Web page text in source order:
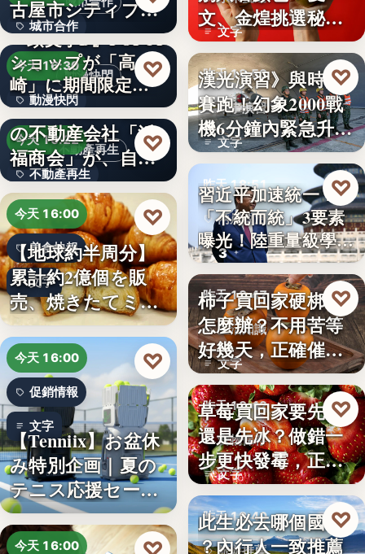
城市合作
文字
古屋市シティプロ
モーシ…
動漫快閃
今天 16:30
動漫快閃
366
『頭文字D』POPUP
ショップが「高
崎」に期間限定で
登場…
♡
不動產再生
今天 16:22
不動產再生
文字
1970年創業の長崎
の不動産会社「浜
福商会」が、自ら
再生…
♡
今天 16:00
美食快報
文字
【地球約半周分】
累計約2億個を販
売、焼きたてミニ
クロワッ…
♡
今天 16:00
促銷情報
文字
【Tenniix】お盆休
み特別企画｜夏の
テニス応援セー
ル…
♡
今天 16:00
文字
文、金煌挑選秘訣
曝光，買回…
昨天 18:53
軍事演習
文字
漢光演習》與時間
賽跑！幻象2000戰
機6分鐘內緊急升
空…
♡
昨天 18:51
兩岸政治
3
習近平加速統一？
「不統而統」3要素
曝光！陸重量級學者
朱衛…
♡
昨天 18:47
生活知識
文字
柿子買回家硬梆梆
怎麼辦？不用苦等
好幾天，正確催熟
方法一次…
♡
昨天 18:42
食物保存
文字
草莓買回家要先洗
還是先冰？做錯一
步更快發霉，正確
保存方式…
♡
昨天 18:40
旅遊推薦
此生必去哪個國家
？內行人一致推薦
♡